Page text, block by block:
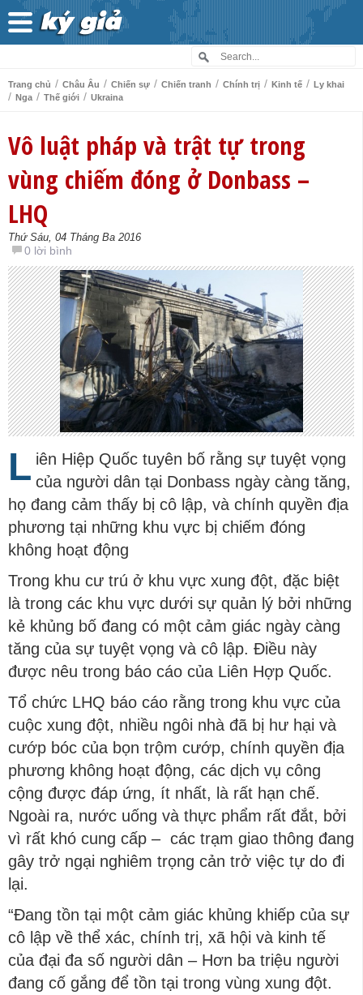
Trang chủ / Châu Âu / Chiến sự / Chiến tranh / Chính trị / Kinh tế / Ly khai
/ Nga / Thế giới / Ukraina
Vô luật pháp và trật tự trong
vùng chiếm đóng ở Donbass –
LHQ
Thứ Sáu, 04 Tháng Ba 2016
0 lời bình
L iên Hiệp Quốc tuyên bố rằng sự tuyệt vọng
của người dân tại Donbass ngày càng tăng,
họ đang cảm thấy bị cô lập, và chính quyền địa
phương tại những khu vực bị chiếm đóng
không hoạt động
Trong khu cư trú ở khu vực xung đột, đặc biệt
là trong các khu vực dưới sự quản lý bởi những
kẻ khủng bố đang có một cảm giác ngày càng
tăng của sự tuyệt vọng và cô lập. Điều này
được nêu trong báo cáo của Liên Hợp Quốc.
Tổ chức LHQ báo cáo rằng trong khu vực của
cuộc xung đột, nhiều ngôi nhà đã bị hư hại và
cướp bóc của bọn trộm cướp, chính quyền địa
phương không hoạt động, các dịch vụ công
cộng được đáp ứng, ít nhất, là rất hạn chế.
Ngoài ra, nước uống và thực phẩm rất đắt, bởi
vì rất khó cung cấp – các trạm giao thông đang
gây trở ngại nghiêm trọng cản trở việc tự do đi
lại.
“Đang tồn tại một cảm giác khủng khiếp của sự
cô lập về thể xác, chính trị, xã hội và kinh tế
của đại đa số người dân – Hơn ba triệu người
đang cố gắng để tồn tại trong vùng xung đột.